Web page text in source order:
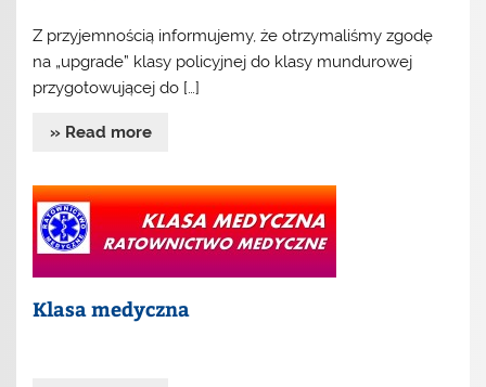
Z przyjemnością informujemy, że otrzymaliśmy zgodę
na „upgrade” klasy policyjnej do klasy mundurowej
przygotowującej do […]
» Read more
Klasa medyczna